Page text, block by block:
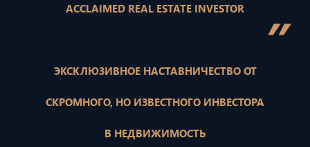
ACCLAIMED REAL ESTATE INVESTOR ”
ЭКСКЛЮЗИВНОЕ НАСТАВНИЧЕСТВО ОТ
СКРОМНОГО, НО ИЗВЕСТНОГО ИНВЕСТОРА
В НЕДВИЖИМОСТЬ